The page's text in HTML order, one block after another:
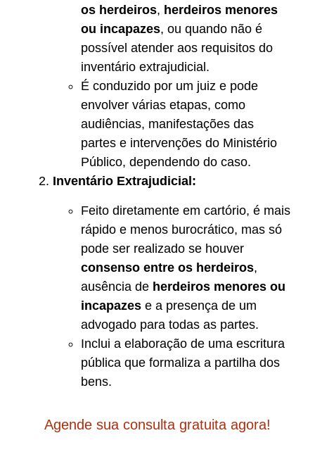
os herdeiros, herdeiros menores
ou incapazes, ou quando não é
possível atender aos requisitos do
inventário extrajudicial.
É conduzido por um juiz e pode
envolver várias etapas, como
audiências, manifestações das
partes e intervenções do Ministério
Público, dependendo do caso.
Inventário Extrajudicial:
Feito diretamente em cartório, é mais
rápido e menos burocrático, mas só
pode ser realizado se houver
consenso entre os herdeiros,
ausência de herdeiros menores ou
incapazes e a presença de um
advogado para todas as partes.
Inclui a elaboração de uma escritura
pública que formaliza a partilha dos
bens.
Agende sua consulta gratuita agora!